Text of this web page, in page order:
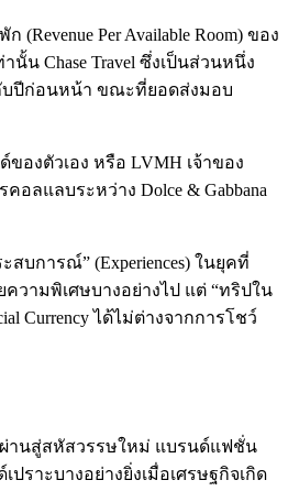
Per Available Room) ของ
น Chase Travel ซึ่งเป็นส่วนหนึ่ง
กับปีก่อนหน้า ขณะที่ยอดส่งมอบ
องตัวเอง หรือ LVMH เจ้าของ
อลแลบระหว่าง Dolce & Gabbana
บการณ์” (Experiences) ในยุคที่
วามพิเศษบางอย่างไป แต่ “ทริปใน
Currency ได้ไม่ต่างจากการโชว์
านสู่สหัสวรรษใหม่ แบรนด์แฟชั่น
ราะบางอย่างยิ่งเมื่อเศรษฐกิจเกิด